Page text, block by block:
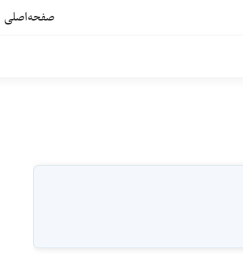
صفحه‌اصلی